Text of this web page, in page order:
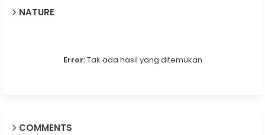
NATURE
Error:Tak ada hasil yang ditemukan
COMMENTS